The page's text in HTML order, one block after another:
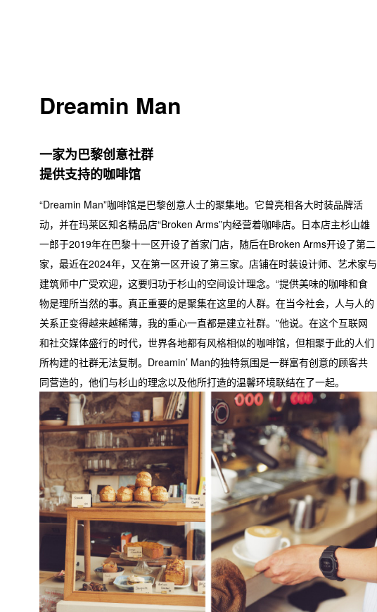
Dreamin Man
一家为巴黎创意社群
提供支持的咖啡馆
“Dreamin Man”咖啡馆是巴黎创意人士的聚集地。它曾亮相各大时装品牌活
动，并在玛莱区知名精品店“Broken Arms”内经营着咖啡店。日本店主杉山雄
一郎于2019年在巴黎十一区开设了首家门店，随后在Broken Arms开设了第二
家，最近在2024年，又在第一区开设了第三家。店铺在时装设计师、艺术家与
建筑师中广受欢迎，这要归功于杉山的空间设计理念。“提供美味的咖啡和食
物是理所当然的事。真正重要的是聚集在这里的人群。在当今社会，人与人的
关系正变得越来越稀薄，我的重心一直都是建立社群。”他说。在这个互联网
和社交媒体盛行的时代，世界各地都有风格相似的咖啡馆，但相聚于此的人们
所构建的社群无法复制。Dreamin’ Man的独特氛围是一群富有创意的顾客共
同营造的，他们与杉山的理念以及他所打造的温馨环境联结在了一起。